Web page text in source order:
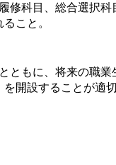
修科目、総合選択
こと。
ともに、将来の職
開設することが適切